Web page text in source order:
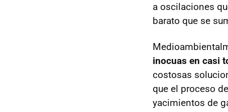
a oscilaciones
barato que se
inocuas en casi
costosas
que el proceso
yacimientos de